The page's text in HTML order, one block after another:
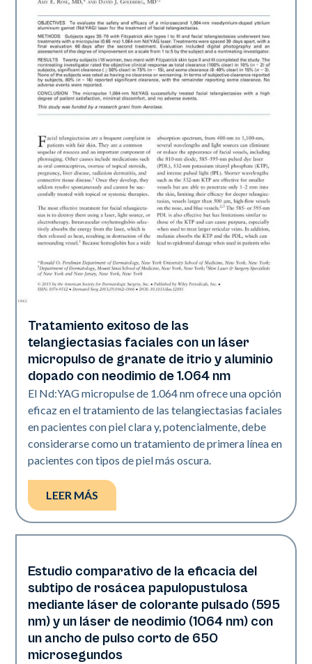
Vascular
Tratamiento exitoso de las
telangiectasias faciales con un láser
micropulso de granate de itrio y aluminio
dopado con neodimio de 1.064 nm
El Nd:YAG micropulse de 1.064 nm ofrece una opción
eficaz en el tratamiento de las telangiectasias faciales
en pacientes con piel clara y, potencialmente, debe
considerarse como un tratamiento de primera línea en
pacientes con tipos de piel más oscura.
LEER MÁS
Vascular
Estudio comparativo de la eficacia del
subtipo de rosácea papulopustulosa
mediante láser de colorante pulsado (595
nm) y un láser de neodimio (1064 nm) con
un ancho de pulso corto de 650
microsegundos